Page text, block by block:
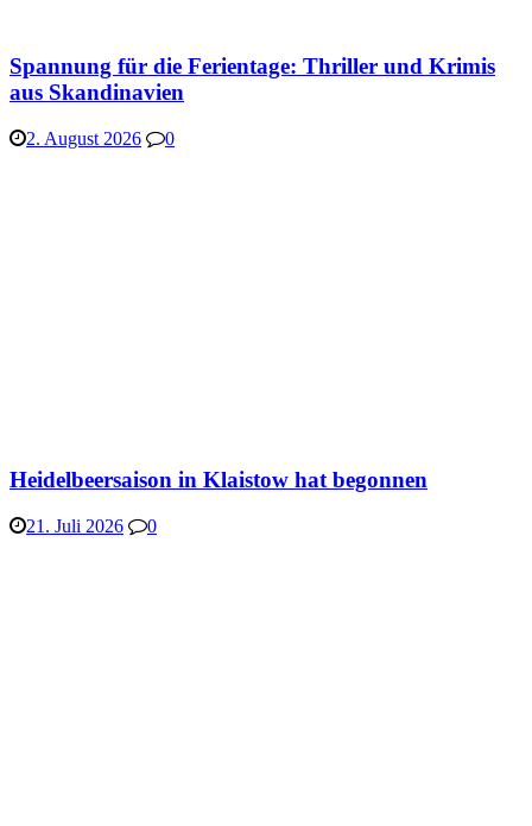
Spannung für die Ferientage: Thriller und Krimis
aus Skandinavien
2. August 2026 0
Heidelbeersaison in Klaistow hat begonnen
21. Juli 2026 0